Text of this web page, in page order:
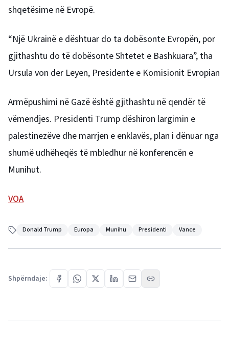
shqetësime në Evropë.
“Një Ukrainë e dështuar do ta dobësonte Evropën, por
gjithashtu do të dobësonte Shtetet e Bashkuara”, tha
Ursula von der Leyen, Presidente e Komisionit Evropian
Armëpushimi në Gazë është gjithashtu në qendër të
vëmendjes. Presidenti Trump dëshiron largimin e
palestinezëve dhe marrjen e enklavës, plan i dënuar nga
shumë udhëheqës të mbledhur në konferencën e
Munihut.
VOA
Donald Trump Europa Munihu Presidenti Vance
Shpërndaje: